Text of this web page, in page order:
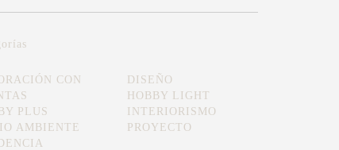
CON
DISEÑO
HOBBY LIGHT
PLUS
INTERIORISMO
AMBIENTE
PROYECTO